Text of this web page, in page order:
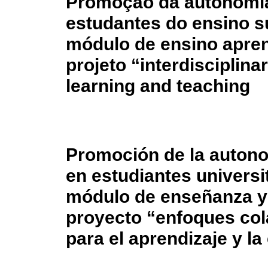
estudantes do ensino
módulo de ensino
projeto
learning and teaching
Promoción de la
en estudiantes
módulo de enseñanza
proyecto “enfoques
para el aprendizaje y la